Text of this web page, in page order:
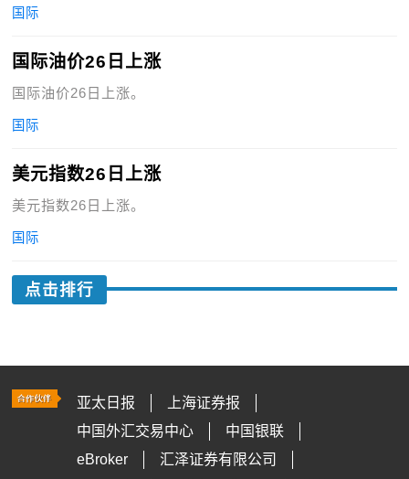
国际
国际油价26日上涨
国际油价26日上涨。
国际
美元指数26日上涨
美元指数26日上涨。
国际
点击排行
亚太日报
上海证券报
中国外汇交易中心
中国银联
eBroker
汇泽证券有限公司